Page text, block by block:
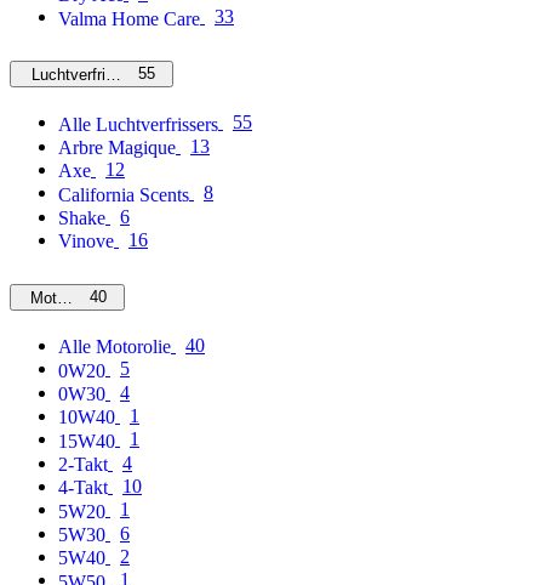
Valma Home Care
33
Luchtverfrissers55
Alle Luchtverfrissers
55
Arbre Magique
13
Axe
12
California Scents
8
Shake
6
Vinove
16
Motorolie40
Alle Motorolie
40
0W20
5
0W30
4
10W40
1
15W40
1
2-Takt
4
4-Takt
10
5W20
1
5W30
6
5W40
2
1